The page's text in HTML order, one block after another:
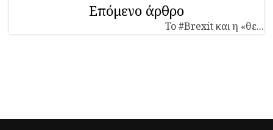
Επόμενο άρθρο
To #Brexit και η «θε...